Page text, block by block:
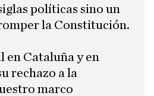
políticas sino un
la Constitución.
en Cataluña y en
rechazo a la
marco